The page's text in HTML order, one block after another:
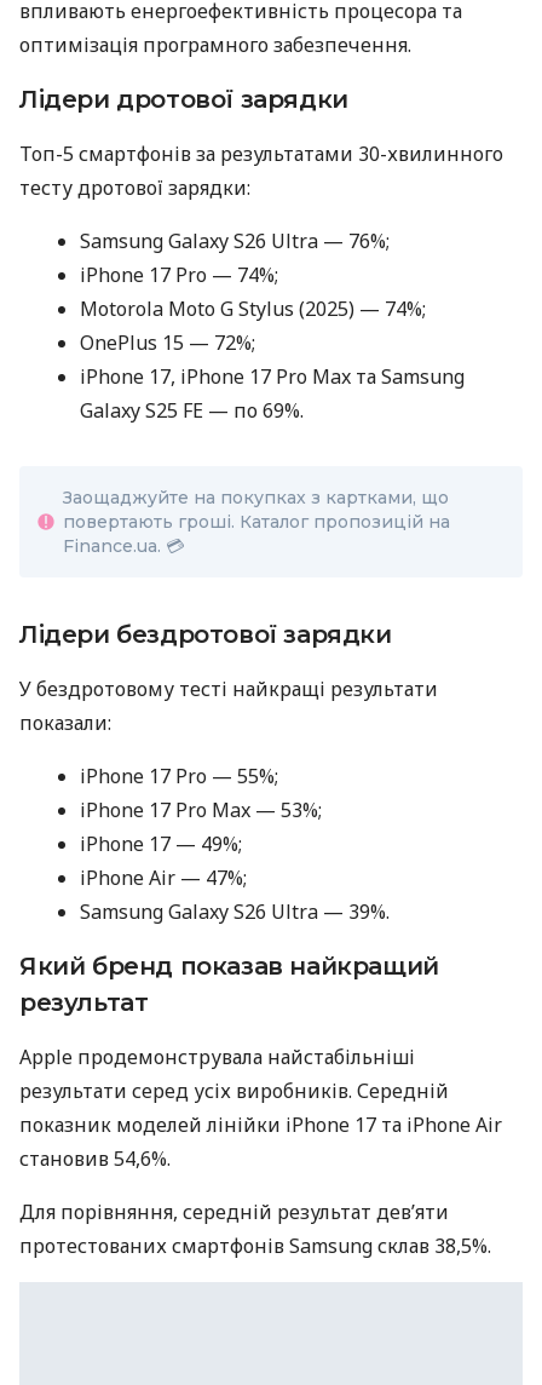
впливають енергоефективність процесора та
оптимізація програмного забезпечення.
Лідери дротової зарядки
Топ-5 смартфонів за результатами 30-хвилинного
тесту дротової зарядки:
Samsung Galaxy S26 Ultra — 76%;
iPhone 17 Pro — 74%;
Motorola Moto G Stylus (2025) — 74%;
OnePlus 15 — 72%;
iPhone 17, iPhone 17 Pro Max та Samsung
Galaxy S25 FE — по 69%.
Заощаджуйте на покупках з картками, що
повертають гроші. Каталог пропозицій на
Finance.ua. 💳
Лідери бездротової зарядки
У бездротовому тесті найкращі результати
показали:
iPhone 17 Pro — 55%;
iPhone 17 Pro Max — 53%;
iPhone 17 — 49%;
iPhone Air — 47%;
Samsung Galaxy S26 Ultra — 39%.
Який бренд показав найкращий
результат
Apple продемонструвала найстабільніші
результати серед усіх виробників. Середній
показник моделей лінійки iPhone 17 та iPhone Air
становив 54,6%.
Для порівняння, середній результат дев’яти
протестованих смартфонів Samsung склав 38,5%.